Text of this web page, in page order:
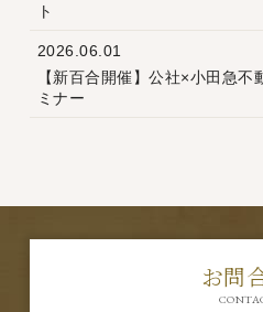
ト
2026.06.01
【新百合開催】公社×小田急
ミナー
お問